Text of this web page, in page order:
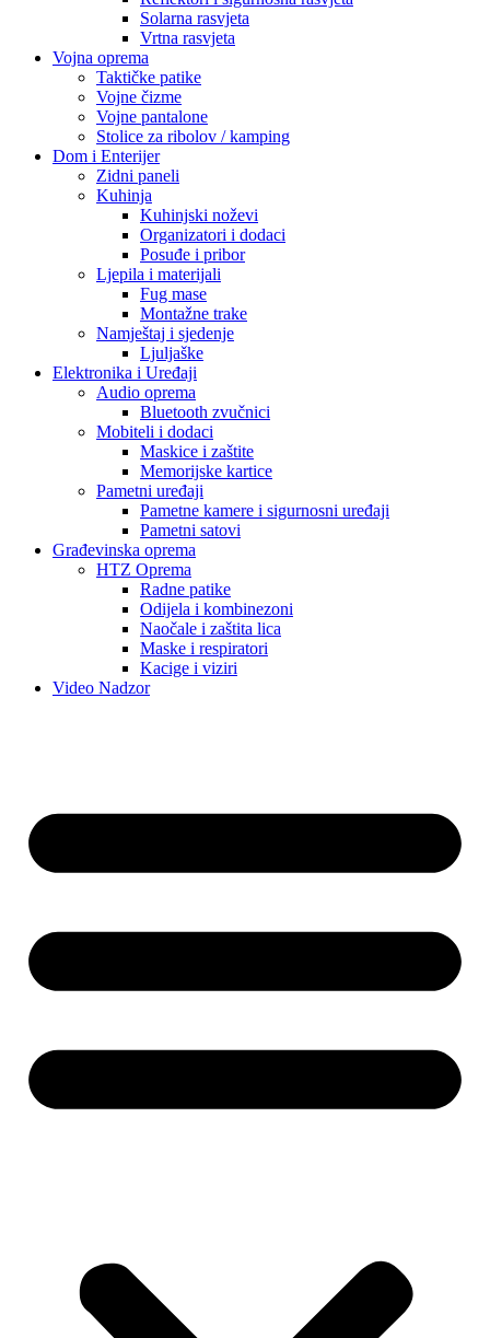
Solarna rasvjeta
Vrtna rasvjeta
Vojna oprema
Taktičke patike
Vojne čizme
Vojne pantalone
Stolice za ribolov / kamping
Dom i Enterijer
Zidni paneli
Kuhinja
Kuhinjski noževi
Organizatori i dodaci
Posuđe i pribor
Ljepila i materijali
Fug mase
Montažne trake
Namještaj i sjedenje
Ljuljaške
Elektronika i Uređaji
Audio oprema
Bluetooth zvučnici
Mobiteli i dodaci
Maskice i zaštite
Memorijske kartice
Pametni uređaji
Pametne kamere i sigurnosni uređaji
Pametni satovi
Građevinska oprema
HTZ Oprema
Radne patike
Odijela i kombinezoni
Naočale i zaštita lica
Maske i respiratori
Kacige i viziri
Video Nadzor